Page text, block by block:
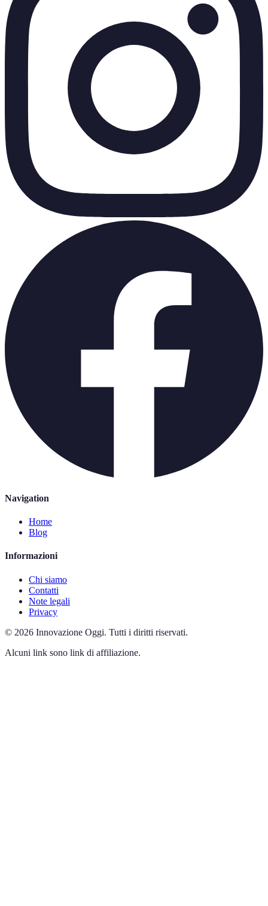
Navigation
Home
Blog
Informazioni
Chi siamo
Contatti
Note legali
Privacy
© 2026 Innovazione Oggi. Tutti i diritti riservati.
Alcuni link sono link di affiliazione.